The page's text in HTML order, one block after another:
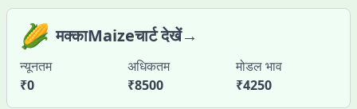
🌽 मक्काMaizeचार्ट देखें→
न्यूनतम
₹0
अधिकतम
₹8500
मोडल भाव
₹4250